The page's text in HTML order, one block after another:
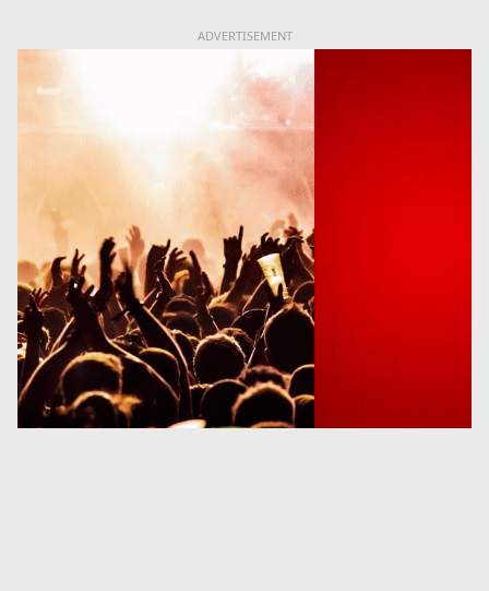
ADVERTISEMENT